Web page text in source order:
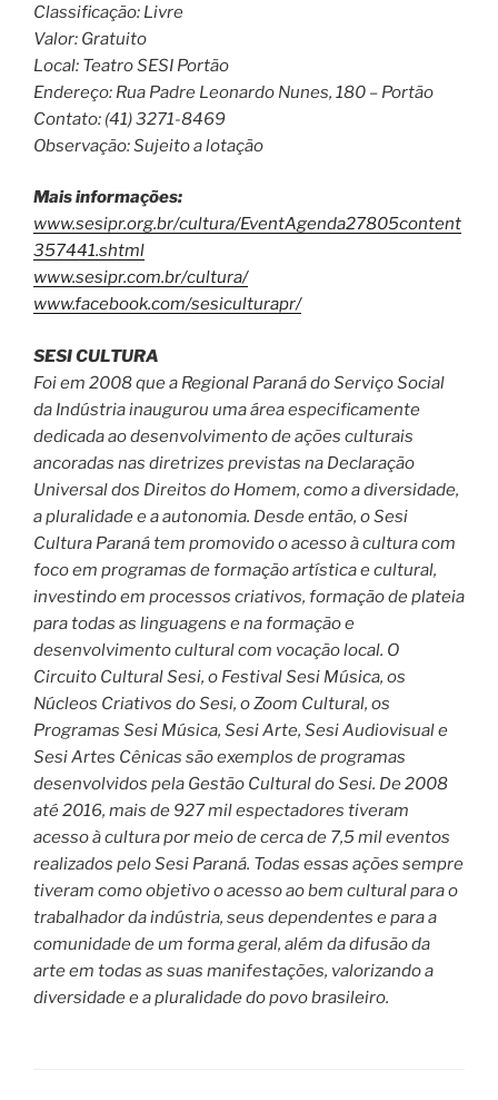
Classificação: Livre
Valor: Gratuito
Local: Teatro SESI Portão
Endereço: Rua Padre Leonardo Nunes, 180 – Portão
Contato: (41) 3271-8469
Observação: Sujeito a lotação
Mais informações:
www.sesipr.org.br/cultura/EventAgenda27805content
357441.shtml
www.sesipr.com.br/cultura/
www.facebook.com/sesiculturapr/
SESI CULTURA
Foi em 2008 que a Regional Paraná do Serviço Social
da Indústria inaugurou uma área especificamente
dedicada ao desenvolvimento de ações culturais
ancoradas nas diretrizes previstas na Declaração
Universal dos Direitos do Homem, como a diversidade,
a pluralidade e a autonomia. Desde então, o Sesi
Cultura Paraná tem promovido o acesso à cultura com
foco em programas de formação artística e cultural,
investindo em processos criativos, formação de plateia
para todas as linguagens e na formação e
desenvolvimento cultural com vocação local. O
Circuito Cultural Sesi, o Festival Sesi Música, os
Núcleos Criativos do Sesi, o Zoom Cultural, os
Programas Sesi Música, Sesi Arte, Sesi Audiovisual e
Sesi Artes Cênicas são exemplos de programas
desenvolvidos pela Gestão Cultural do Sesi. De 2008
até 2016, mais de 927 mil espectadores tiveram
acesso à cultura por meio de cerca de 7,5 mil eventos
realizados pelo Sesi Paraná. Todas essas ações sempre
tiveram como objetivo o acesso ao bem cultural para o
trabalhador da indústria, seus dependentes e para a
comunidade de um forma geral, além da difusão da
arte em todas as suas manifestações, valorizando a
diversidade e a pluralidade do povo brasileiro.